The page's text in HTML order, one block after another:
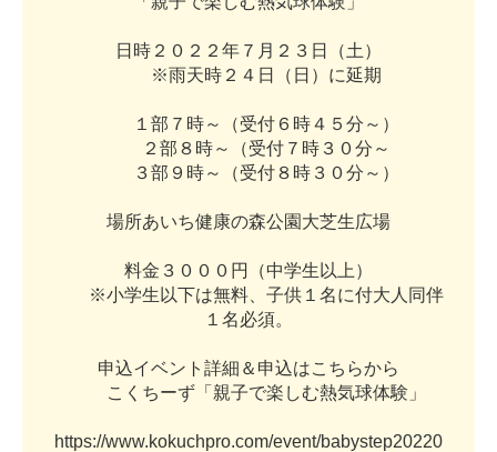
日 時 ２ ０ ２ ２ 年 ７ 月 ２ ３ 日 （土 ）
※雨天時 ２ ４ 日 （ 日 ） に延期
１ 部 ７ 時～ （受付 ６ 時４ ５ 分 ～ ）
２ 部 ８ 時～ （受付 ７ 時 ３ ０分 ～
３ 部 ９ 時～ （受付８ 時 ３ ０分 ～ ）
場所あいち健康の森公園 大芝生広場
料金 ３ ０ ０ ０ 円 （中学生 以 上 ）
※小学生 以下は無料 子供 １ 名に付大 人 同伴
１ 名必須。
申込イベン ト 詳細 ＆ 申込はこ ち らから
こ く ちーず 「 親子で楽 しむ熱気球体験 」
https://www.kokuchpro.com/event/babystep20220